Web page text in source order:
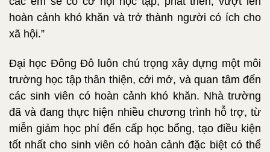
hoàn cảnh khó khăn và trở thành người có ích cho
xã hội.”
Đại học Đông Đô luôn chú trọng xây dựng một môi
trường học tập thân thiện, cởi mở, và quan tâm đến
các sinh viên có hoàn cảnh khó khăn. Nhà trường
đã và đang thực hiện nhiều chương trình hỗ trợ, từ
miễn giảm học phí đến cấp học bổng, tạo điều kiện
tốt nhất cho sinh viên có hoàn cảnh đặc biệt có thể